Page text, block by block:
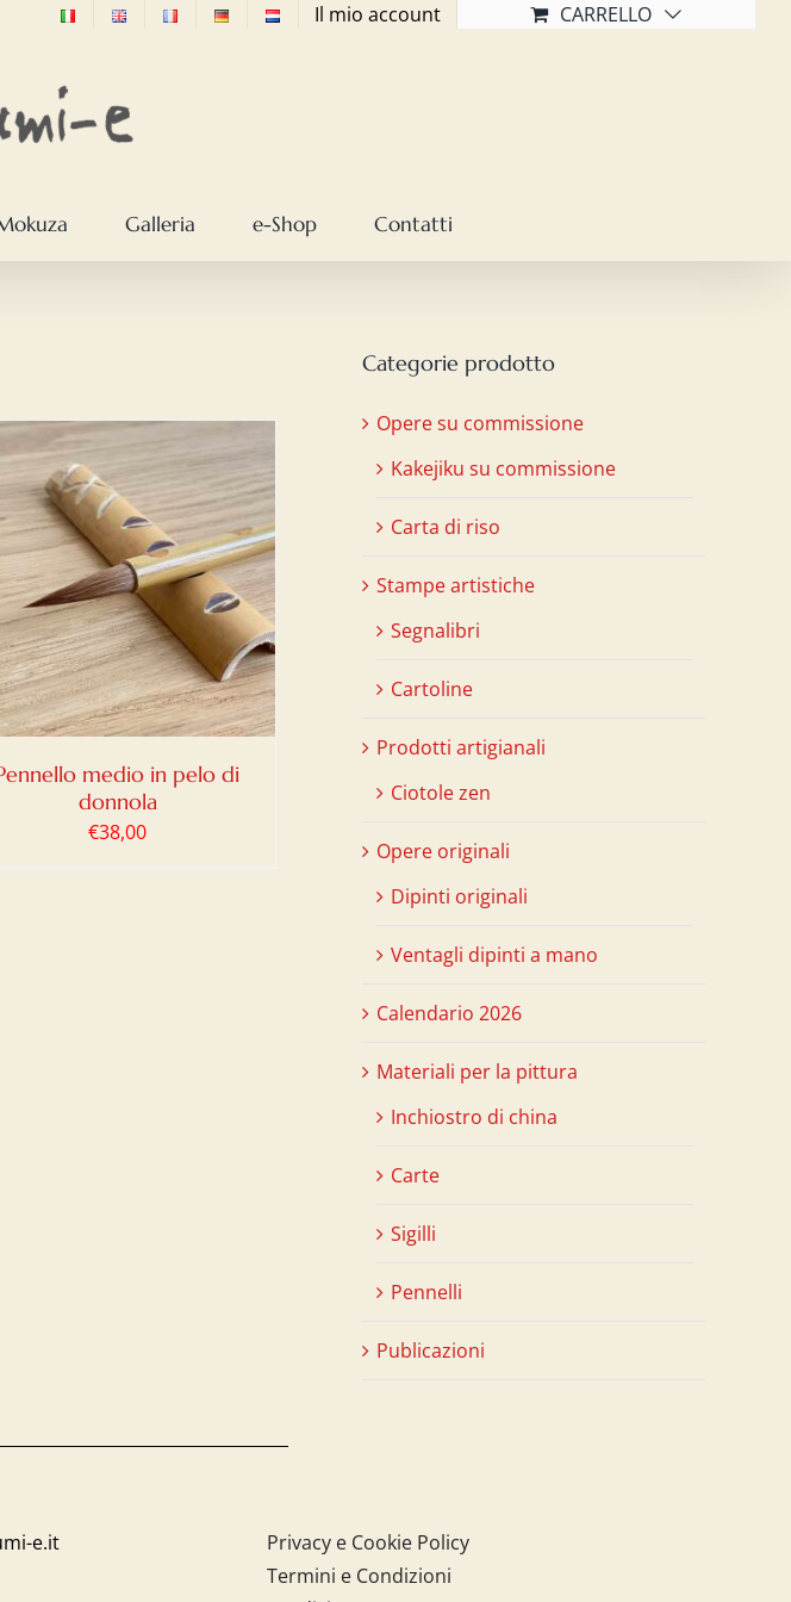
Il mio account CARRELLO
Galleria e-Shop Contatti
medio in pelo di
donnola
€38,00
Categorie prodotto
Opere su commissione
Kakejiku su commissione
Carta di riso
Stampe artistiche
Segnalibri
Cartoline
Prodotti artigianali
Ciotole zen
Opere originali
Dipinti originali
Ventagli dipinti a mano
Calendario 2026
Materiali per la pittura
Inchiostro di china
Carte
Sigilli
Pennelli
Publicazioni
e.it
Privacy e Cookie Policy
Termini e Condizioni